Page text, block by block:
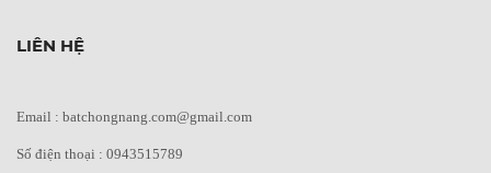
LIÊN HỆ
Email : batchongnang.com@gmail.com
Số điện thoại : 0943515789